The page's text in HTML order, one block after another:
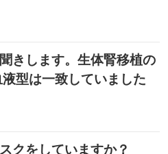
きします。生体腎移植の
型は一致していました
クをしていますか？